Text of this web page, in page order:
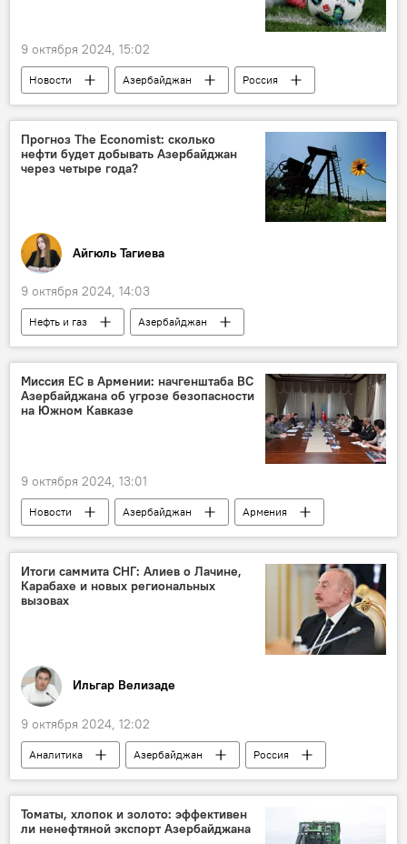
9 октября 2024, 15:02
Новости Азербайджан
Россия
Государственная пограничная служба АР (ГПС)
военные корабли
Береговая охрана
Махачкала
Дагестан
Прогноз The Economist: сколько
нефти будет добывать Азербайджан
через четыре года?
Айгюль Тагиева
9 октября 2024, 14:03
Нефть и газ
Азербайджан
Добыча нефти
Прогноз
ОПЕК
Газ
Экономика Энергетика
Миссия ЕС в Армении: начгенштаба ВС
Азербайджана об угрозе безопасности
на Южном Кавказе
9 октября 2024, 13:01
Новости Азербайджан
Армения
НАТО
ЕС
Министерство обороны Азербайджана
Граница
Южный Кавказ
Итоги саммита СНГ: Алиев о Лачине,
Карабахе и новых региональных
вызовах
Ильгар Велизаде
9 октября 2024, 12:02
Аналитика Азербайджан
Россия
Политика
Ильхам Алиев
Президент
Карабах
Лачин
СНГ
Томаты, хлопок и золото: эффективен
ли ненефтяной экспорт Азербайджана